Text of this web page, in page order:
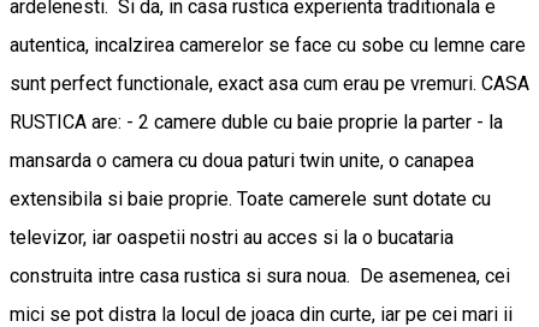
ardelenesti. Si da, in casa rustica experienta traditionala e
autentica, incalzirea camerelor se face cu sobe cu lemne care
sunt perfect functionale, exact asa cum erau pe vremuri. CASA
RUSTICA are: - 2 camere duble cu baie proprie la parter - la
mansarda o camera cu doua paturi twin unite, o canapea
extensibila si baie proprie. Toate camerele sunt dotate cu
televizor, iar oaspetii nostri au acces si la o bucataria
construita intre casa rustica si sura noua. De asemenea, cei
mici se pot distra la locul de joaca din curte, iar pe cei mari ii